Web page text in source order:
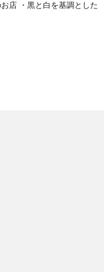
店 ・黒と白を基調とした